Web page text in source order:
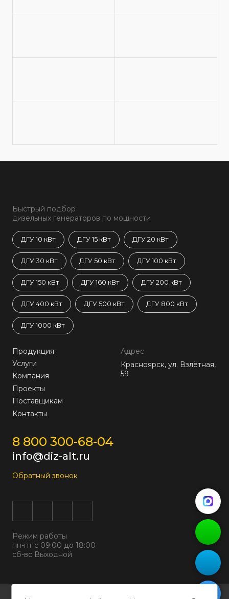
Быстрый подбор
дизельных генераторов по мощности
ДГУ 10 кВт ДГУ 15 кВт ДГУ 20 кВт
ДГУ 30 кВт ДГУ 50 кВт ДГУ 100 кВт
ДГУ 150 кВт ДГУ 160 кВт ДГУ 200 кВт
ДГУ 400 кВт ДГУ 500 кВт ДГУ 800 кВт
ДГУ 1000 кВт
Продукция
Услуги
Компания
Проекты
Поставщикам
Контакты
Адрес
Красноярск, ул. Взлётная,
59
8 800 300-68-04
info@diz-alt.ru
Обратный звонок
Режим работы
пн-пт с 09:00 до 18:00
сб-вс Выходной
Все права защищены © 2026